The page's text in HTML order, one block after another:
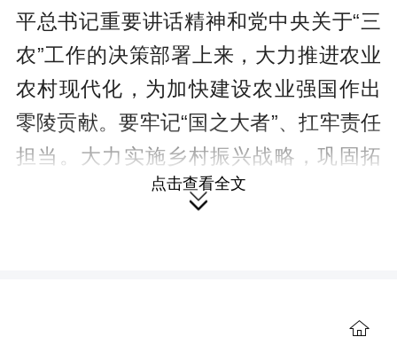
平总书记重要讲话精神和党中央关于“三
农”工作的决策部署上来，大力推进农业
农村现代化，为加快建设农业强国作出
零陵贡献。要牢记“国之大者”、扛牢责任
担当。大力实施乡村振兴战略，巩固拓
展脱贫攻坚成果，突出抓好有效衔接、
事，扎实推动乡村产业、人才、文化、
点击查看全文
